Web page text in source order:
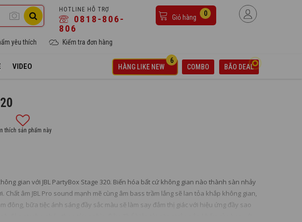
HOTLINE HỖ TRỢ
0818-806-
806
Giỏ hàng 0
yêu thích Kiểm tra đơn hàng
VIDEO HÀNG LIKE NEW
6
COMBO
BÃO DEAL
thích sản phẩm này
gian với JBL PartyBox Stage 320. Biến hóa bất cứ không gian nào thành sàn nhảy
âm JBL Pro sound mạnh mẽ cùng âm bass trầm lắng sẽ lan tỏa khắp không gian,
đông, bữa tiệc ánh sáng đầy sắc màu sẽ làm say đắm thị giác với hiệu ứng đầy sao